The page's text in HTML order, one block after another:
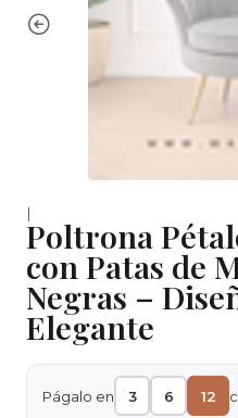
|
Poltrona
con Patas de
Negras –
Elegante
Págalo en 3 6 12